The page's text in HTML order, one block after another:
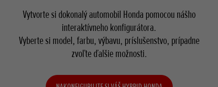
Vytvorte si dokonalý automobil Honda pomocou nášho
interaktívneho konfigurátora.
Vyberte si model, farbu, výbavu, príslušenstvo, prípadne
zvoľte ďalšie možnosti.